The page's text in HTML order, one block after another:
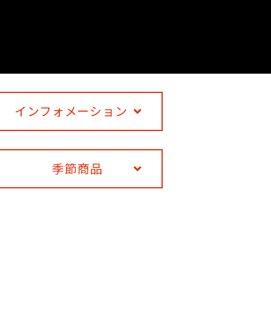
インフォメーション
季節商品